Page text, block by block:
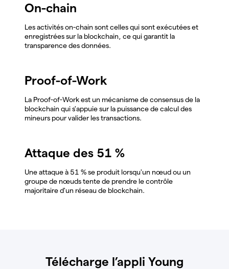
On-chain
Les activités on-chain sont celles qui sont exécutées et
enregistrées sur la blockchain, ce qui garantit la
transparence des données.
Proof-of-Work
La Proof-of-Work est un mécanisme de consensus de la
blockchain qui s'appuie sur la puissance de calcul des
mineurs pour valider les transactions.
Attaque des 51 %
Une attaque à 51 % se produit lorsqu'un nœud ou un
groupe de nœuds tente de prendre le contrôle
majoritaire d'un réseau de blockchain.
Télécharge l’appli Young